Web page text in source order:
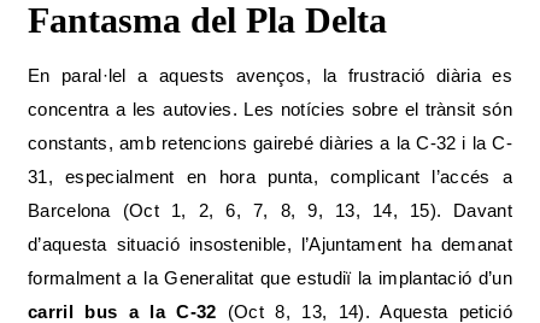
Fantasma del Pla Delta
En paral·lel a aquests avenços, la frustració diària es
concentra a les autovies. Les notícies sobre el trànsit són
constants, amb retencions gairebé diàries a la C-32 i la C-
31, especialment en hora punta, complicant l’accés a
Barcelona (Oct 1, 2, 6, 7, 8, 9, 13, 14, 15). Davant
d’aquesta situació insostenible, l’Ajuntament ha demanat
formalment a la Generalitat que estudiï la implantació d’un
carril bus a la C-32 (Oct 8, 13, 14). Aquesta petició